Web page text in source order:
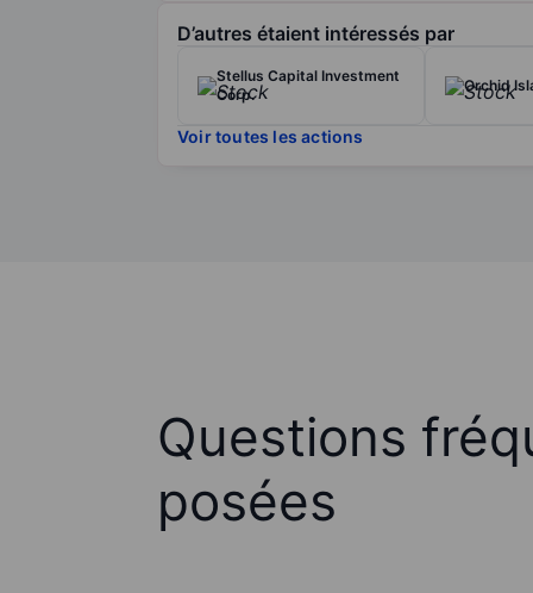
D’autres étaient intéressés par
Stellus Capital Investment
Corp.
Orchid
Voir toutes les actions
Questions
posées